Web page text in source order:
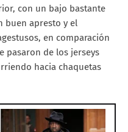
con un bajo bastante
buen apresto y el
en comparación
pasaron de los jerseys
hacia chaquetas